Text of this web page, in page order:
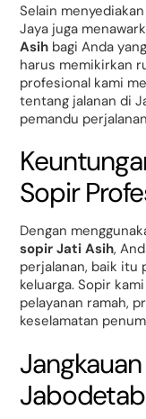
Selain
Jaya juga
Asih bagi Anda
harus memikirkan
profesional kami
tentang jalanan di
pemandu
Sopir
Dengan
sopir Jati Asih,
perjalanan, baik itu
keluarga. Sopir
pelayanan ramah,
keselamatan